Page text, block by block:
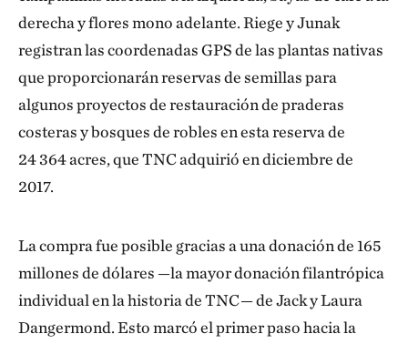
derecha y flores mono adelante. Riege y Junak
registran las coordenadas GPS de las plantas nativas
que proporcionarán reservas de semillas para
algunos proyectos de restauración de praderas
costeras y bosques de robles en esta reserva de
24 364 acres, que TNC adquirió en diciembre de
2017.
La compra fue posible gracias a una donación de 165
millones de dólares —la mayor donación filantrópica
individual en la historia de TNC— de Jack y Laura
Dangermond. Esto marcó el primer paso hacia la